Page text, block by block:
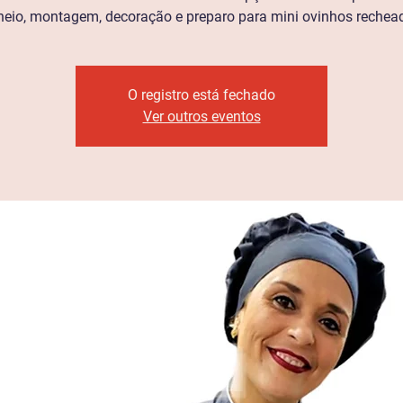
montagem, decoração e preparo para mini ovinhos
O registro está fechado
Ver outros eventos